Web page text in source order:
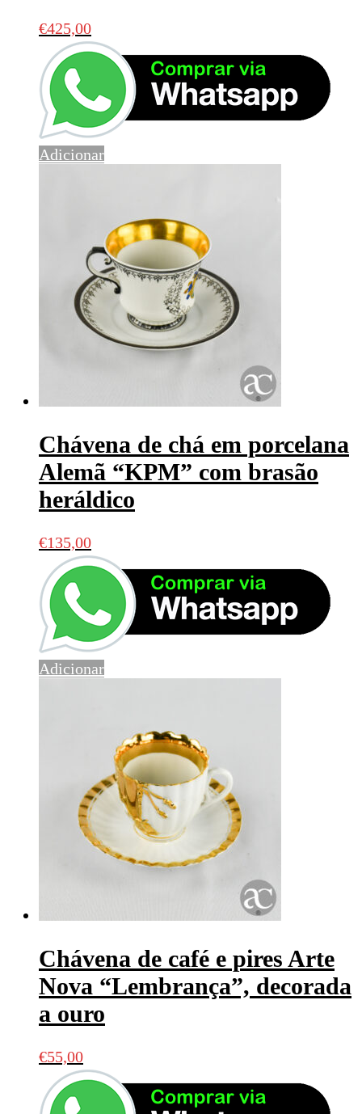
€425,00
Adicionar
Chávena de chá em porcelana
Alemã “KPM” com brasão
heráldico
€135,00
Adicionar
Chávena de café e pires Arte
Nova “Lembrança”, decorada
a ouro
€55,00